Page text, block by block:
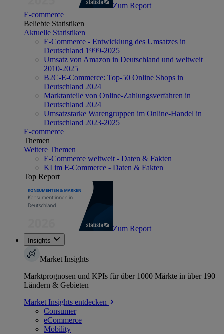
Zum Report
E-commerce
Beliebte Statistiken
Aktuelle Statistiken
E-Commerce - Entwicklung des Umsatzes in
Deutschland 1999-2025
Umsatz von Amazon in Deutschland und weltweit
2010-2025
B2C-E-Commerce: Top-50 Online Shops in
Deutschland 2024
Marktanteile von Online-Zahlungsverfahren in
Deutschland 2024
Umsatzstarke Warengruppen im Online-Handel in
Deutschland 2023-2025
E-commerce
Themen
Weitere Themen
E-Commerce weltweit - Daten & Fakten
KI im E-Commerce - Daten & Fakten
Top Report
Zum Report
Insights
Market Insights
Marktprognosen und KPIs für über 1000 Märkte in über 190
Ländern & Gebieten
Market Insights entdecken
Consumer
eCommerce
Mobility